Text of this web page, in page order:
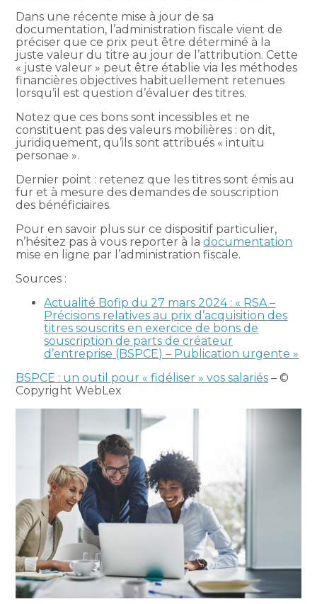
Dans une récente mise à jour de sa
documentation, l’administration fiscale vient de
préciser que ce prix peut être déterminé à la
juste valeur du titre au jour de l’attribution. Cette
« juste valeur » peut être établie via les méthodes
financières objectives habituellement retenues
lorsqu’il est question d’évaluer des titres.
Notez que ces bons sont incessibles et ne
constituent pas des valeurs mobilières : on dit,
juridiquement, qu’ils sont attribués « intuitu
personae ».
Dernier point : retenez que les titres sont émis au
fur et à mesure des demandes de souscription
des bénéficiaires.
Pour en savoir plus sur ce dispositif particulier,
n’hésitez pas à vous reporter à ladocumentation
mise en ligne par l’administration fiscale.
Sources :
Actualité Bofip du 27 mars 2024 : « RSA –
Précisions relatives au prix d’acquisition des
titres souscrits en exercice de bons de
souscription de parts de créateur
d’entreprise (BSPCE) – Publication urgente »
BSPCE : un outil pour « fidéliser » vos salariés – ©
Copyright WebLex